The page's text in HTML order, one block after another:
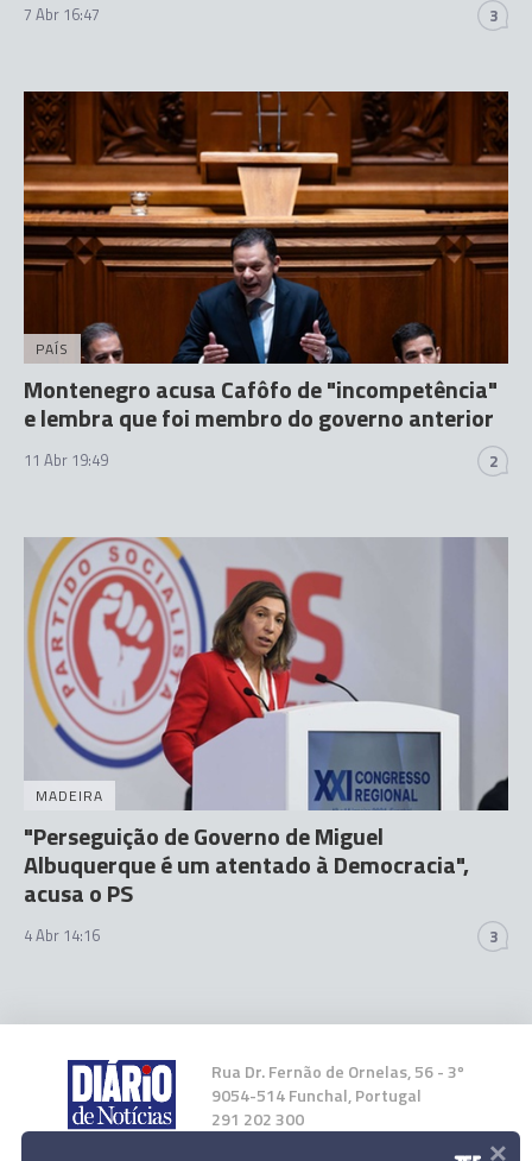
7 Abr 16:47 3
PAÍS
Montenegro acusa Cafôfo de "incompetência"
e lembra que foi membro do governo anterior
11 Abr 19:49 2
MADEIRA
"Perseguição de Governo de Miguel
Albuquerque é um atentado à Democracia",
acusa o PS
4 Abr 14:16 3
Rua Dr. Fernão de Ornelas, 56 - 3º
9054-514 Funchal, Portugal
291 202 300
×